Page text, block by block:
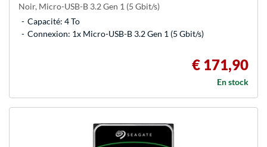
Noir, Micro-USB-B 3.2 Gen 1 (5 Gbit/s)
Capacité: 4 To
Connexion: 1x Micro-USB-B 3.2 Gen 1 (5 Gbit/s)
€ 171,90
En stock